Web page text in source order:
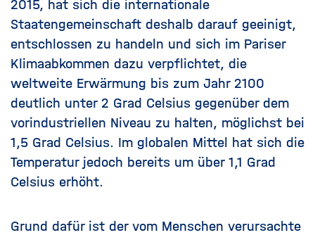
2015, hat sich die internationale
Staatengemeinschaft deshalb darauf geeinigt,
entschlossen zu handeln und sich im Pariser
Klimaabkommen dazu verpflichtet, die
weltweite Erwärmung bis zum Jahr 2100
deutlich unter 2 Grad Celsius gegenüber dem
vorindustriellen Niveau zu halten, möglichst bei
1,5 Grad Celsius. Im globalen Mittel hat sich die
Temperatur jedoch bereits um über 1,1 Grad
Celsius erhöht.
Grund dafür ist der vom Menschen verursachte